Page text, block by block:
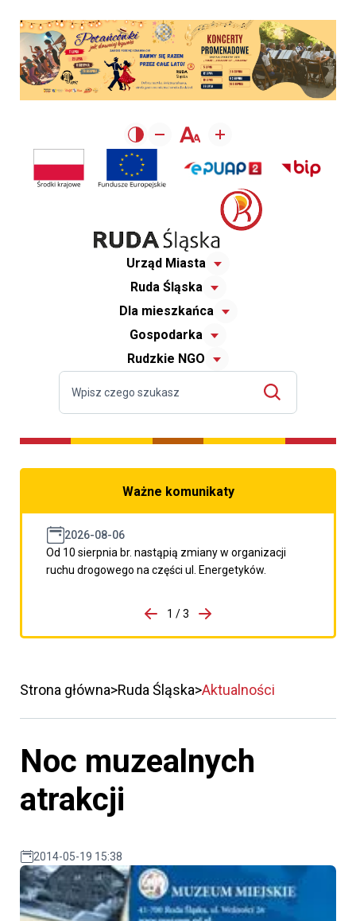
Urząd Miasta
Ruda Śląska
Dla mieszkańca
Gospodarka
Rudzkie NGO
Ważne komunikaty
2026-08-06
Od 10 sierpnia br. nastąpią zmiany w organizacji
ruchu drogowego na części ul. Energetyków.
porzpedniego komunikatu
1 / 3
Przejdź do następnego
Strona główna Ruda Śląska Aktualności
Noc muzealnych
atrakcji
2014-05-19 15:38